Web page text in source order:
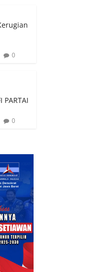
0
PARTAI
0